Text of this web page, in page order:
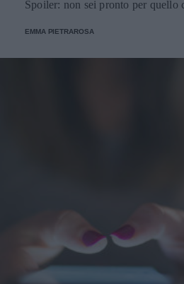
Spoiler: non sei pronto per quello
EMMA PIETRAROSA